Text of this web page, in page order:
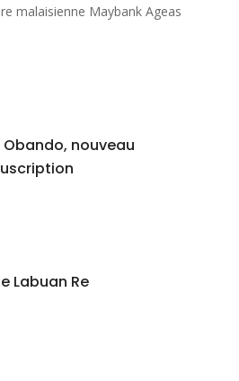
malaisienne Maybank Ageas
Obando, nouveau
Labuan Re